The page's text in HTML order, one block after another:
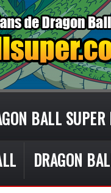
BALL SUPER
DRAGON